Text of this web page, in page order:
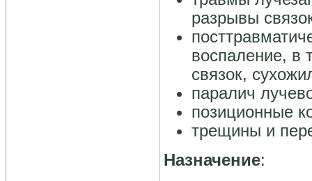
разрывы
воспаление, в
связок,
паралич
позиционные
трещины и
Назначение: